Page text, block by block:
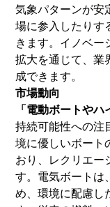
気象パターンが安
場に参入したりす
きます。イノベー
拡大を通じて、業
成できます。
市場動向
「電動ボートや
持続可能性への注
境に優しいボート
おり、レクリエー
す。 電気ボート は
め、環境に配慮し